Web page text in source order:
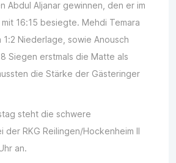
Abdul Aljanar gewinnen, den er im
16:15 besiegte. Mehdi Temara
Niederlage, sowie Anousch
Siegen erstmals die Matte als
die Stärke der Gästeringer
steht die schwere
der RKG Reilingen/Hockenheim II
an.